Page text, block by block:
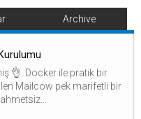
Archive
👌 Docker ile pratik bir
Mailcow pek marifetli bir